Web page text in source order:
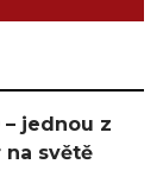
jednou z
světě